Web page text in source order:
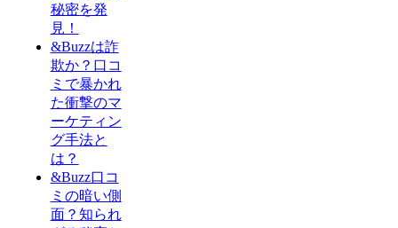
秘密を発
見！
&Buzzは詐
欺か？口コ
ミで暴かれ
た衝撃のマ
ーケティン
グ手法と
は？
&Buzz口コ
ミの暗い側
面？知られ